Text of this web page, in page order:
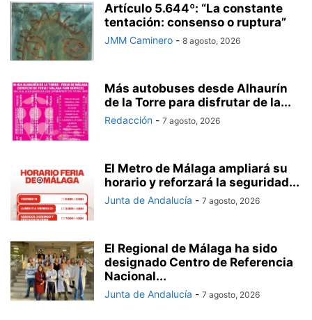
Artículo 5.644º: “La constante
tentación: consenso o ruptura”
JMM Caminero - 8 agosto, 2026
Más autobuses desde Alhaurín
de la Torre para disfrutar de la...
Redacción - 7 agosto, 2026
El Metro de Málaga ampliará su
horario y reforzará la seguridad...
Junta de Andalucía - 7 agosto, 2026
El Regional de Málaga ha sido
designado Centro de Referencia
Nacional...
Junta de Andalucía - 7 agosto, 2026